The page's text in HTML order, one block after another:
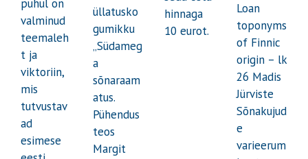
puhul on
valminud
teemaleh
t ja
viktoriin,
mis
tutvustav
ad
esimese
üllatusko
gumikku
„Südameg
a
sõnaraam
atus.
Pühendus
teos
Margit
hinnaga
10 eurot.
Loan
toponyms
of Finnic
origin – lk
26 Madis
Jürviste
Sõnakujud
e
varieerum